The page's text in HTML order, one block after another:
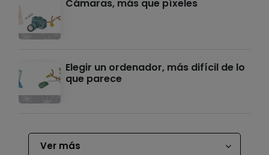
Cámaras, más que píxeles
Elegir un ordenador, más difícil de lo
que parece
Ver más